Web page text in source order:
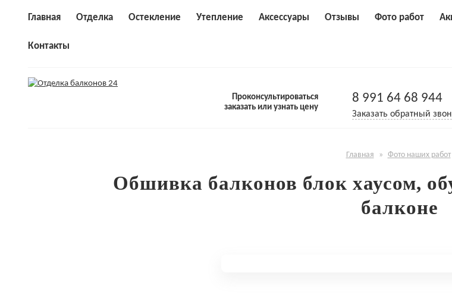
Главная Отделка Остекление Утепление Аксессуары Отзывы Фото работ
Контакты
Проконсультироваться
заказать или узнать цену
8 991 64 68 944
Заказать обратный
Главная » Фото наших работ
Обшивка балконов блок хаусом,
балконе